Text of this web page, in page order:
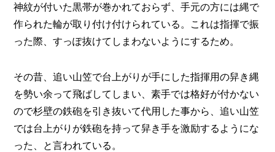
神紋が付いた黒帯が巻かれておらず、手元の方には縄で
作られた輪が取り付け付けられている。これは指揮で振
った際、すっぽ抜けてしまわないようにするため。
その昔、追い山笠で台上がりが手にした指揮用の舁き縄
を勢い余って飛ばしてしまい、素手では格好が付かない
ので杉壁の鉄砲を引き抜いて代用した事から、追い山笠
では台上がりが鉄砲を持って舁き手を激励するようにな
った、と言われている。